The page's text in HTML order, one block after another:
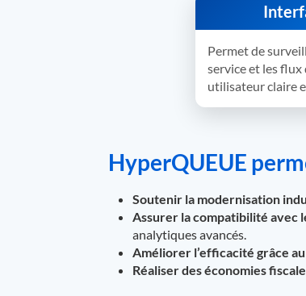
Permet de
service et les flux
utilisateur claire
HyperQUEUE
Soutenir la modernisation
Assurer la compatibilité avec
analytiques avancés.
Améliorer l’efficacité grâce
Réaliser des économies